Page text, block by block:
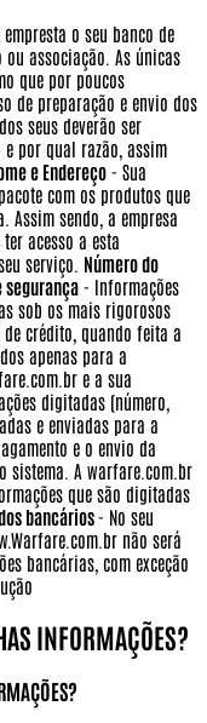
o seu banco de
associação. As únicas
que por poucos
de preparação e envio dos
seus deverão ser
por qual razão, assim
e Endereço - Sua
com os produtos que
Assim sendo, a empresa
acesso a esta
serviço. Número do
segurança - Informações
sob os mais rigorosos
de crédito, quando feita a
apenas para a
e a sua
digitadas (número,
e enviadas para a
e o envio da
sistema. A warfare.com.br
que são digitadas
bancários- No seu
não será
bancárias, com exceção
INFORMAÇÕES?